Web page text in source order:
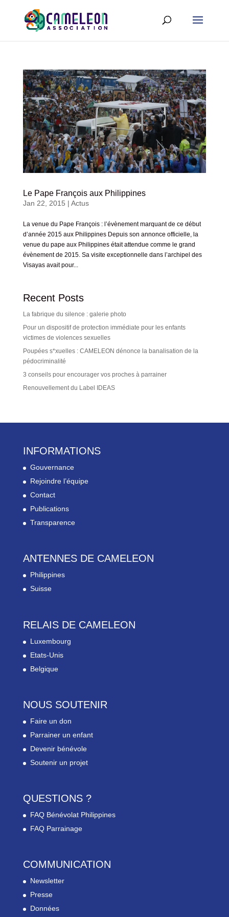
Le Pape François aux Philippines
Jan 22, 2015 | Actus
La venue du Pape François : l’évènement marquant de ce début
d’année 2015 aux Philippines Depuis son annonce officielle, la
venue du pape aux Philippines était attendue comme le grand
évènement de 2015. Sa visite exceptionnelle dans l’archipel des
Visayas avait pour...
Recent Posts
La fabrique du silence : galerie photo
Pour un dispositif de protection immédiate pour les enfants
victimes de violences sexuelles
Poupées s*xuelles : CAMELEON dénonce la banalisation de la
pédocriminalité
3 conseils pour encourager vos proches à parrainer
Renouvellement du Label IDEAS
INFORMATIONS
Gouvernance
Rejoindre l’équipe
Contact
Publications
Transparence
ANTENNES DE CAMELEON
Philippines
Suisse
RELAIS DE CAMELEON
Luxembourg
Etats-Unis
Belgique
NOUS SOUTENIR
Faire un don
Parrainer un enfant
Devenir bénévole
Soutenir un projet
QUESTIONS ?
FAQ Bénévolat Philippines
FAQ Parrainage
COMMUNICATION
Newsletter
Presse
Données